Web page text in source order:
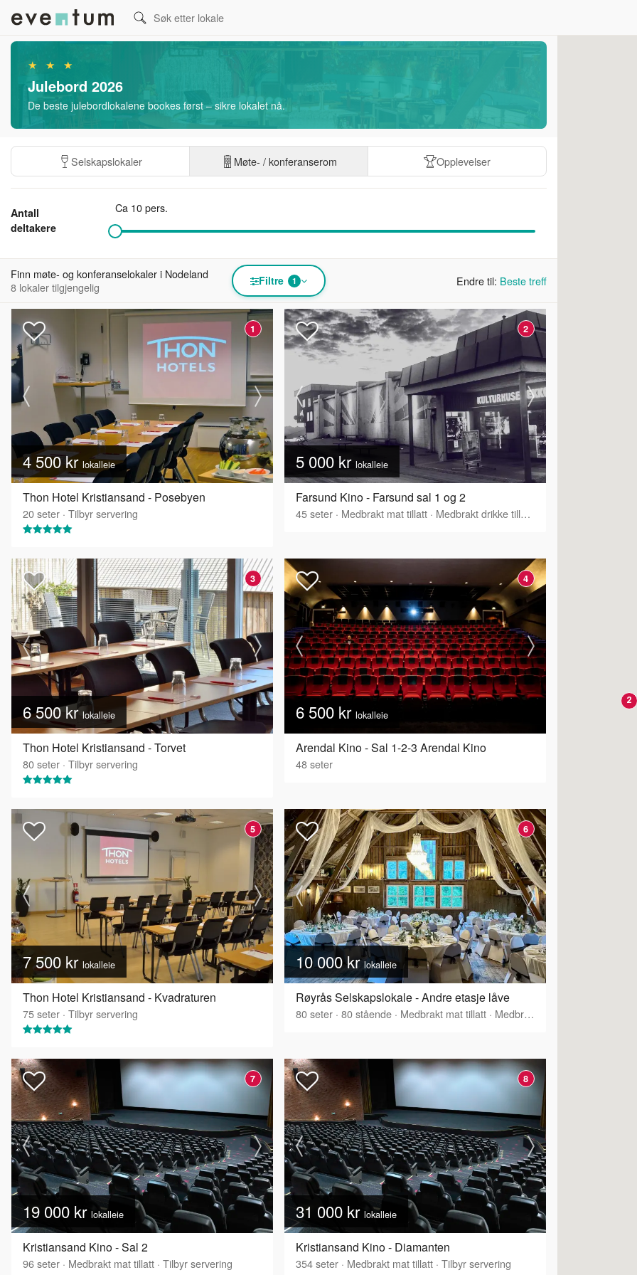
★ ★ ★
Julebord 2026
De beste julebordlokalene bookes først – sikre lokalet nå.
Selskapslokaler Møte- / konferanserom Opplevelser
Antall
deltakere
Ca 10 pers.
Finn møte- og konferanselokaler i Nodeland
8 lokaler tilgjengelig
Filtre 1 Endre til: Beste treff
1
4 500 kr lokalleie
Thon Hotel Kristiansand - Posebyen
20seter · Tilbyr servering
2
5 000 kr lokalleie
Farsund Kino - Farsund sal 1 og 2
45seter · Medbrakt mat tillatt · Medbrakt drikke tillatt
3
6 500 krlokalleie
Thon Hotel Kristiansand - Torvet
80seter · Tilbyr servering
4
6 500 kr lokalleie
Arendal Kino - Sal 1-2-3 Arendal Kino
48seter
5
7 500 kr lokalleie
Thon Hotel Kristiansand - Kvadraturen
75seter · Tilbyr servering
6
10 000 krlokalleie
Røyrås Selskapslokale - Andre etasje låve
80seter · 80stående · Medbrakt mat tillatt · Medbrakt drikke tillatt
7
19 000 kr lokalleie
Kristiansand Kino - Sal 2
96seter · Medbrakt mat tillatt · Tilbyr servering
8
31 000 kr lokalleie
Kristiansand Kino - Diamanten
354seter · Medbrakt mat tillatt · Tilbyr servering
2